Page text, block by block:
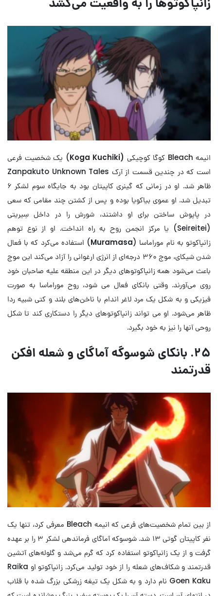
انیمه Bleach کوگا کوچیکی (Koga Kuchiki
) یک شخصیت فرعی
است که در چندین قسمت از آرک Zanpakuto Unknown Tales
ظاهر شد. او در زمانی که گینری کاپیتان بود به جایگاه سوم لشکر ۶
تبدیل شد. او عموی بیاکویا بوده و پس از کشتن چند مقامی که سعی
در پاپوش ساختن برای او داشتند، شورش را در داخل سِیریتی
(Seireitei) یا مرکز انجمن روح به راه انداخت. او از نوع توهم
زانپاکوتو به نام موراماسا (Muramasa) استفاده می‌کرد که با فعال
شدن شیکای، موج ۳۶۰ درجه‌ای از انرژی ارغوانی را آزاد می‌کند این موج
باعث می‌شود همه زانپاکوتوهای دیگر در این منطقه علیه صاحبان خود
روی می‌آورند. وقتی بانکای فعال می شود، روح موراماسا به صورت
فیزیکی و به شکل یک مرد لاغر اندام با ناخن‌های بلند و کتی شبیه ردا
ظاهر می‌شود. او می تواند زانپاکوتوهای دیگر را دستکاری کند تا شکل
روحی آنها را نیز به خود بگیرد.
۲۵. بانکای شوسوگه آماگای و شعله افکن
قدرتمند
از بین تمام شخصیت‌های فرعی که انیمه Bleach معرفی کرد، تنها یک
نفر کاپیتان گوتی ۱۳ شد. شوسوکه آماگای فرماندهی لشکر ۳ را بر عهده
گرفت و از یک زانپاکوتو استفاده کرد که گرم می‌شد و گلوله‌های آتشین
قدرتمند و شکاف‌های شعله را از خود تولید می‌کرد. زانپاکوتو او Raika
Goen Kaku نام دارد و به شکل یک تیغه زرشکی بزرگ شده با قلاب